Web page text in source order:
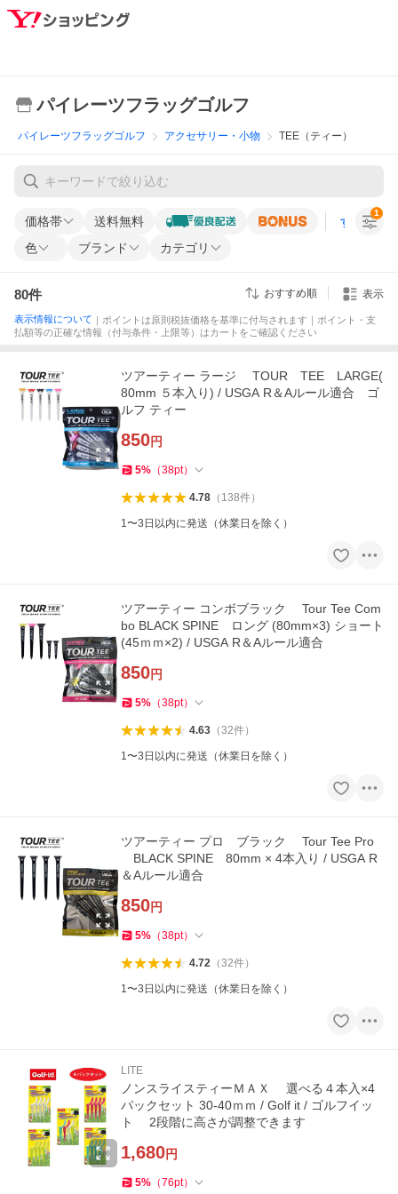
パイレーツフラッグゴルフ
パイレーツフラッグゴルフ アクセサリー・小物 TEE（ティー）
価格帯 送料無料 すべての条
色 ブランド カテゴリ
1
80件 おすすめ順 表示
表示情報について ｜ポイントは原則税抜価格を基準に付与されます｜ポイント・支
払額等の正確な情報（付与条件・上限等）はカートをご確認ください
ツアーティー ラージ TOUR TEE LARGE(
80mm ５本入り) / USGA R＆Aルール適合 ゴ
ルフ ティー
850円
5% （38pt）
4.78（ 138件）
1〜3日以内に発送（休業日を除く）
ツアーティー コンボブラック Tour Tee Com
bo BLACK SPINE ロング (80mm×3) ショート
(45ｍｍ×2) / USGA R＆Aルール適合
850円
5% （38pt）
4.63（32件）
1〜3日以内に発送（休業日を除く）
ツアーティー プロ ブラック Tour Tee Pro
BLACK SPINE 80mm × 4本入り / USGA R
＆Aルール適合
850円
5% （38pt）
4.72（32件）
1〜3日以内に発送（休業日を除く）
LITE
ノンスライスティーＭＡＸ 選べる４本入×4
パックセット 30-40ｍｍ / Golf it / ゴルフイッ
ト 2段階に高さが調整できます
1,680円
5% （76pt）